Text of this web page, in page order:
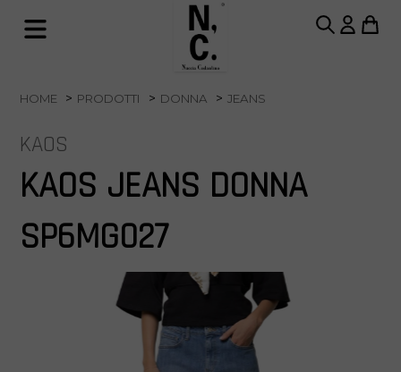
HOME PRODOTTI DONNA JEANS
KAOS
KAOS JEANS DONNA
SP6MG027